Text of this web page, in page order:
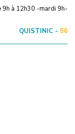
9h à 12h30 -mardi 9h-
QUISTINIC - 56